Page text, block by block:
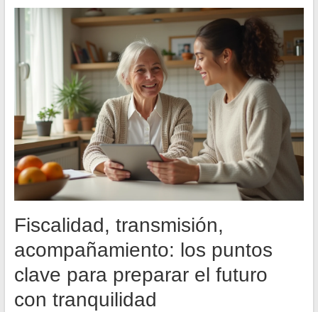
Fiscalidad, transmisión,
acompañamiento: los puntos
clave para preparar el futuro
con tranquilidad